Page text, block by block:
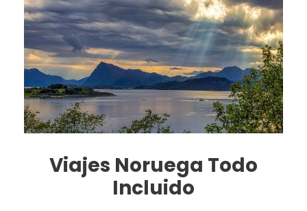
Viajes Noruega Todo
Incluido